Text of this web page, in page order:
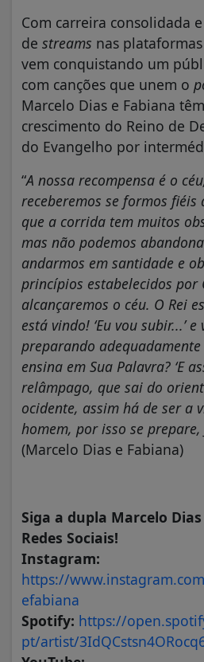
Com carreira consolidada
de streams nas
vem conquistando um
com canções que unem o
Marcelo Dias e Fabiana
crescimento do Reino de
do Evangelho por
“A nossa recompensa é o
receberemos se formos fiéis
que a corrida tem muitos
mas não podemos
andarmos em santidade e
princípios estabelecidos por
alcançaremos o céu. O Rei
está vindo! ‘Eu vou subir...’ e
preparando adequadamente
ensina em Sua Palavra? ‘E
relâmpago, que sai do
ocidente, assim há de ser a
homem, por isso se prepare,
(Marcelo Dias e Fabiana)
Siga a dupla Marcelo
Redes Sociais!
Instagram:
https://
efabiana
Spotify: https://
pt/artist/